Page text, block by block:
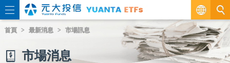
繁
EN
首頁 最新消息 市場訊息
市場消息